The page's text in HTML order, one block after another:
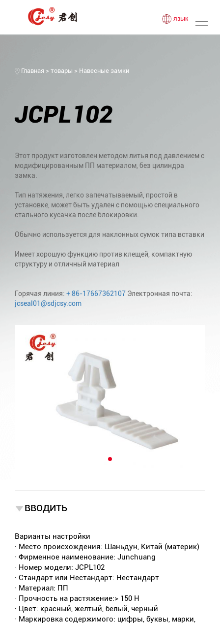
язык
Главная > товары > Навесные замки
JCPL102
Этот продукт изготовлен методом литья под давлением с
модифицированным ПП материалом, без цилиндра
замка.
Тип натяжения, легко запечатываемый, простой в
установке, может быть удален с помощью специального
стального кусачка после блокировки.
Обычно используется для наклонных сумок типа вставки
Имеет хорошую функцию против клещей, компактную
структуру и отличный материал
Горячая линия: + 86-17667362107 Электронная почта:
jcseal01@sdjcsy.com
ВВОДИТЬ
Варианты настройки
· Место происхождения: Шаньдун, Китай (материк)
· Фирменное наименование: Junchuang
· Номер модели: JCPL102
· Стандарт или Нестандарт: Нестандарт
· Материал: ПП
· Прочность на растяжение:> 150 Н
· Цвет: красный, желтый, белый, черный
· Маркировка содержимого: цифры, буквы, марки,